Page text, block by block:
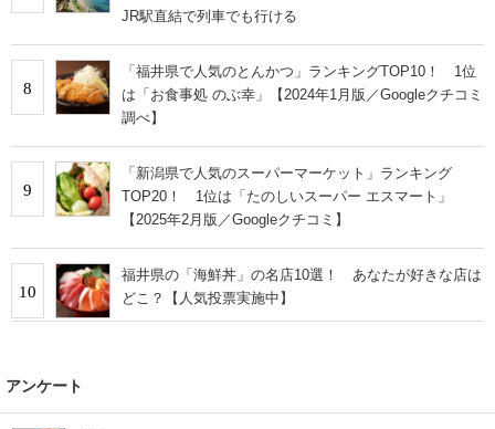
JR駅直結で列車でも行ける
8
「福井県で人気のとんかつ」ランキングTOP10！ 1位
は「お食事処 のぶ幸」【2024年1月版／Googleクチコミ
調べ】
9
「新潟県で人気のスーパーマーケット」ランキング
TOP20！ 1位は「たのしいスーパー エスマート」
【2025年2月版／Googleクチコミ】
10
福井県の「海鮮丼」の名店10選！ あなたが好きな店は
どこ？【人気投票実施中】
アンケート